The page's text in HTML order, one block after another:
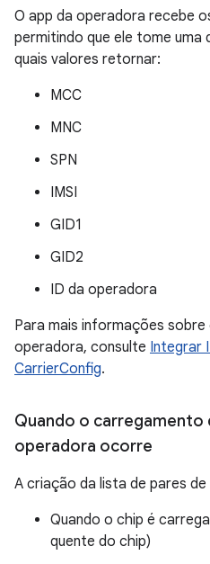
O app da operadora recebe
permitindo que ele tome uma
quais valores retornar:
MCC
MNC
SPN
IMSI
GID1
GID2
ID da operadora
Para mais informações
operadora, consulte Integrar
CarrierConfig.
Quando o carregamento
operadora ocorre
A criação da lista de pares
Quando o chip é
quente do chip)